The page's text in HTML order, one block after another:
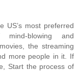
US’s most preferred
mind-blowing and
the streaming
more people in it. If
Start the process of